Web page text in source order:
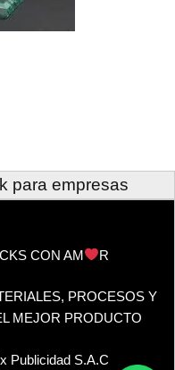
CON AM R
PROCESOS Y
MEJOR PRODUCTO
Publicidad S.A.C